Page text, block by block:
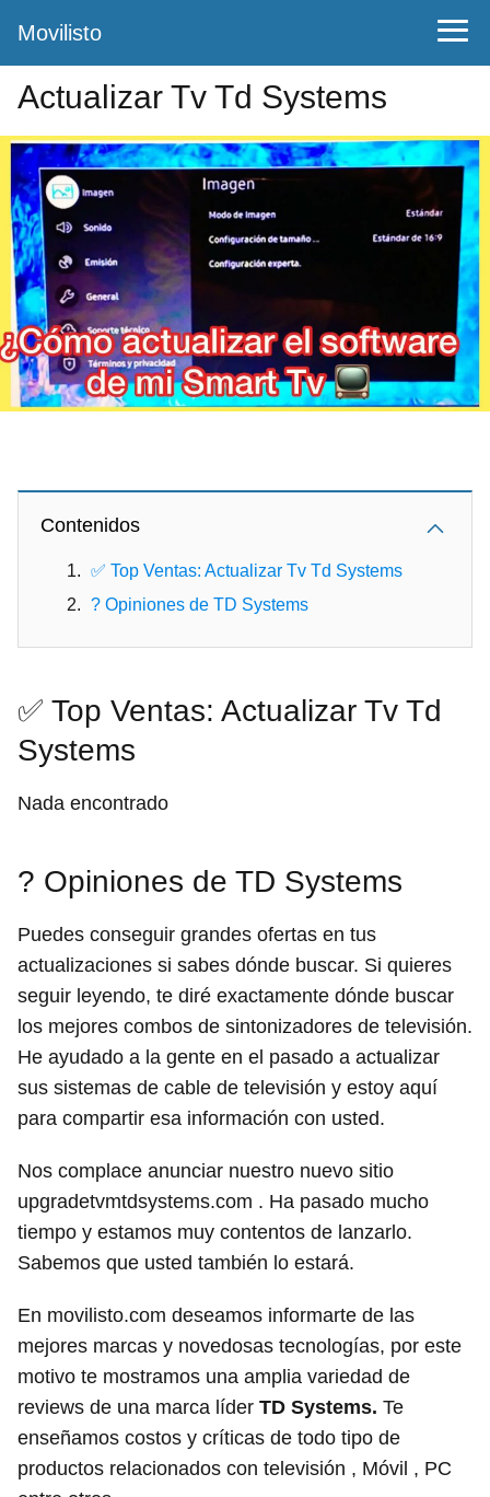
Movilisto
Actualizar Tv Td Systems
Contenidos
✅ Top Ventas: Actualizar Tv Td Systems
? Opiniones de TD Systems
✅ Top Ventas: Actualizar Tv Td
Systems
Nada encontrado
? Opiniones de TD Systems
Puedes conseguir grandes ofertas en tus
actualizaciones si sabes dónde buscar. Si quieres
seguir leyendo, te diré exactamente dónde buscar
los mejores combos de sintonizadores de televisión.
He ayudado a la gente en el pasado a actualizar
sus sistemas de cable de televisión y estoy aquí
para compartir esa información con usted.
Nos complace anunciar nuestro nuevo sitio
upgradetvmtdsystems.com . Ha pasado mucho
tiempo y estamos muy contentos de lanzarlo.
Sabemos que usted también lo estará.
En movilisto.com deseamos informarte de las
mejores marcas y novedosas tecnologías, por este
motivo te mostramos una amplia variedad de
reviews de una marca líder TD Systems. Te
enseñamos costos y críticas de todo tipo de
productos relacionados con televisión , Móvil , PC